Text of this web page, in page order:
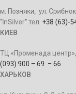
м. Позняки, ул.
“InSilver” тел. +38 (63)-
КИЕВ
ТЦ «Променада центр»,
(093) 900 – 69 – 66
ХАРЬКОВ